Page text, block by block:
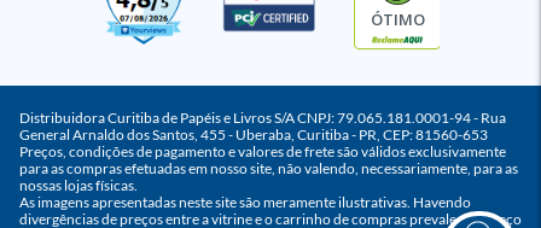
ÓTIMO
Distribuidora Curitiba de Papéis e Livros S/A CNPJ: 79.065.181.0001-94 - Rua
General Arnaldo dos Santos, 455 - Uberaba, Curitiba - PR, CEP: 81560-653
Preços, condições de pagamento e valores de frete são válidos exclusivamente
para as compras efetuadas em nosso site, não valendo, necessariamente, para as
nossas lojas físicas.
As imagens apresentadas neste site são meramente ilustrativas. Havendo
divergências de preços entre a vitrine e o carrinho de compras prevalece o preço